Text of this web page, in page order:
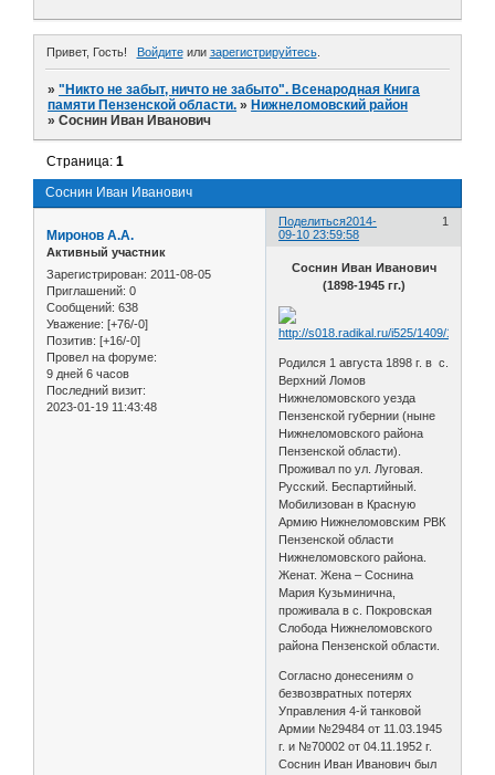
Привет, Гость! Войдитеили зарегистрируйтесь.
»"Никто не забыт, ничто не забыто". Всенародная Книга
памяти Пензенской области. » Нижнеломовский район
»Соснин Иван Иванович
Соснин Иван Иванович
Страница:1
Поделиться 1
2014-
09-10 23:59:58
Миронов А.А.
Активный участник
Зарегистрирован: 2011-08-05
Приглашений: 0
Сообщений: 638
Уважение: [+76/-0]
Позитив: [+16/-0]
Провел на форуме:
9 дней 6 часов
Последний визит:
2023-01-19 11:43:48
Соснин Иван Иванович
(1898-1945 гг.)
Родился 1 августа 1898 г. в с.
Верхний Ломов
Нижнеломовского уезда
Пензенской губернии (ныне
Нижнеломовского района
Пензенской области).
Проживал по ул. Луговая.
Русский. Беспартийный.
Мобилизован в Красную
Армию Нижнеломовским РВК
Пензенской области
Нижнеломовского района.
Женат. Жена – Соснина
Мария Кузьминична,
проживала в с. Покровская
Слобода Нижнеломовского
района Пензенской области.
Согласно донесениям о
безвозвратных потерях
Управления 4-й танковой
Армии №29484 от 11.03.1945
г. и №70002 от 04.11.1952 г.
Соснин Иван Иванович был